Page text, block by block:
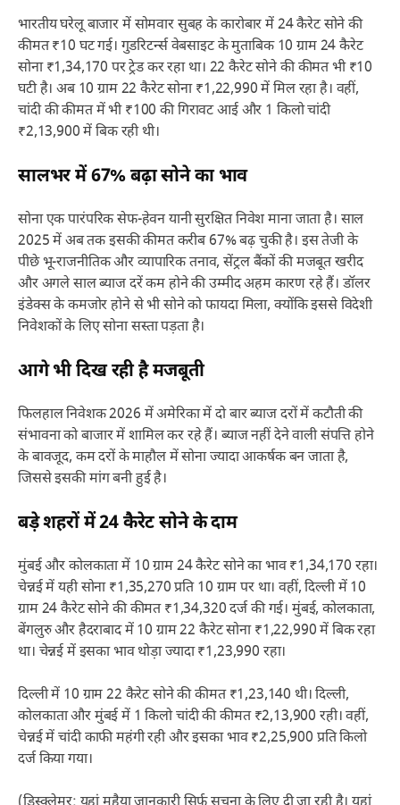
भारतीय घरेलू बाजार में सोमवार सुबह के कारोबार में 24 कैरेट सोने की
कीमत ₹10 घट गई। गुडरिटर्न्स वेबसाइट के मुताबिक 10 ग्राम 24 कैरेट
सोना ₹1,34,170 पर ट्रेड कर रहा था। 22 कैरेट सोने की कीमत भी ₹10
घटी है। अब 10 ग्राम 22 कैरेट सोना ₹1,22,990 में मिल रहा है। वहीं,
चांदी की कीमत में भी ₹100 की गिरावट आई और 1 किलो चांदी
₹2,13,900 में बिक रही थी।
सालभर में 67% बढ़ा सोने का भाव
सोना एक पारंपरिक सेफ-हेवन यानी सुरक्षित निवेश माना जाता है। साल
2025 में अब तक इसकी कीमत करीब 67% बढ़ चुकी है। इस तेजी के
पीछे भू-राजनीतिक और व्यापारिक तनाव, सेंट्रल बैंकों की मजबूत खरीद
और अगले साल ब्याज दरें कम होने की उम्मीद अहम कारण रहे हैं। डॉलर
इंडेक्स के कमजोर होने से भी सोने को फायदा मिला, क्योंकि इससे विदेशी
निवेशकों के लिए सोना सस्ता पड़ता है।
आगे भी दिख रही है मजबूती
फिलहाल निवेशक 2026 में अमेरिका में दो बार ब्याज दरों में कटौती की
संभावना को बाजार में शामिल कर रहे हैं। ब्याज नहीं देने वाली संपत्ति होने
के बावजूद, कम दरों के माहौल में सोना ज्यादा आकर्षक बन जाता है,
जिससे इसकी मांग बनी हुई है।
बड़े शहरों में 24 कैरेट सोने के दाम
मुंबई और कोलकाता में 10 ग्राम 24 कैरेट सोने का भाव ₹1,34,170 रहा।
चेन्नई में यही सोना ₹1,35,270 प्रति 10 ग्राम पर था। वहीं, दिल्ली में 10
ग्राम 24 कैरेट सोने की कीमत ₹1,34,320 दर्ज की गई। मुंबई, कोलकाता,
बेंगलुरु और हैदराबाद में 10 ग्राम 22 कैरेट सोना ₹1,22,990 में बिक रहा
था। चेन्नई में इसका भाव थोड़ा ज्यादा ₹1,23,990 रहा।
दिल्ली में 10 ग्राम 22 कैरेट सोने की कीमत ₹1,23,140 थी। दिल्ली,
कोलकाता और मुंबई में 1 किलो चांदी की कीमत ₹2,13,900 रही। वहीं,
चेन्नई में चांदी काफी महंगी रही और इसका भाव ₹2,25,900 प्रति किलो
दर्ज किया गया।